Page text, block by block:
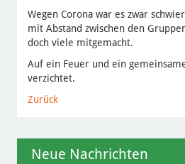
Wegen Corona war es zwar
mit Abstand zwischen den
doch viele mitgemacht.
Auf ein Feuer und ein
verzichtet.
Zurück
Neue Nachrichten